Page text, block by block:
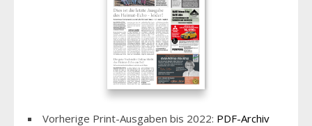
Vorherige Print-Ausgaben bis 2022: PDF-Archiv